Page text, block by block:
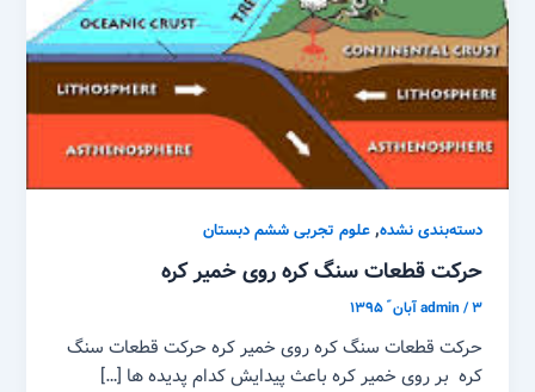
دسته‌بندی نشده,علوم تجربی ششم دبستان
حرکت قطعات سنگ کره روی خمیر کره
admin/۳ آبان ّ ۱۳۹۵
حرکت قطعات سنگ کره روی خمیر کره حرکت قطعات سنگ
کره بر روی خمیر کره باعث پیدایش کدام پدیده ها […]